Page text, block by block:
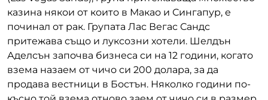
казина някои от които в Макао и Сингапур, е
починал от рак. Групата Лас Вегас Сандс
притежава също и луксозни хотели. Шелдън
Аделсън започва бизнеса си на 12 години, когато
взема назаем от чичо си 200 долара, за да
продава вестници в Бостън. Няколко години по-